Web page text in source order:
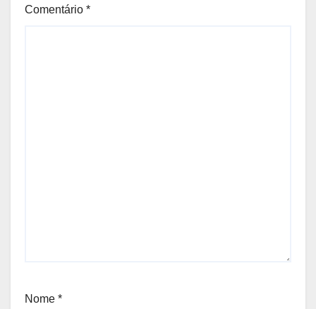
Comentário *
Nome *